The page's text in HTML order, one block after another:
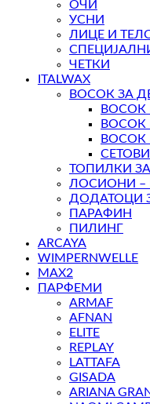
ОЧИ
УСНИ
ЛИЦЕ И
ЧЕТКИ
ITALWAX
ВОСОК ЗА
ВОСОК
ВОСОК
ВОСОК
СЕТОВИ
ТОПИЛКИ
ЛОСИОНИ –
ДОДАТОЦИ
ПАРАФИН
ПИЛИНГ
ARCAYA
WIMPERNWELLE
MAX2
ПАРФЕМИ
ARMAF
AFNAN
ELITE
REPLAY
LATTAFA
GISADA
ARIANA